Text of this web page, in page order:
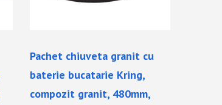
Pachet chiuveta granit cu
baterie bucatarie Kring,
compozit granit, 480mm,